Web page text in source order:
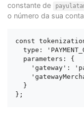
constante de
o número da sua
const
type:
  parameters: {
'gateway':
  }